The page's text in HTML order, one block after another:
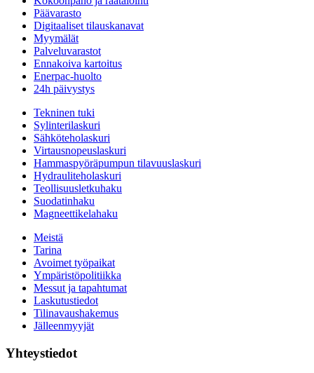
Päävarasto
Digitaaliset tilauskanavat
Myymälät
Palveluvarastot
Ennakoiva kartoitus
Enerpac-huolto
24h päivystys
Tekninen tuki
Sylinterilaskuri
Sähköteholaskuri
Virtausnopeuslaskuri
Hammaspyöräpumpun tilavuuslaskuri
Hydrauliteholaskuri
Teollisuusletkuhaku
Suodatinhaku
Magneettikelahaku
Meistä
Tarina
Avoimet työpaikat
Ympäristöpolitiikka
Messut ja tapahtumat
Laskutustiedot
Tilinavaushakemus
Jälleenmyyjät
Yhteystiedot